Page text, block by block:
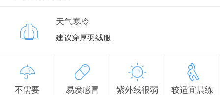
天气寒冷
建议穿厚羽绒服
不需要 易发感冒 紫外线很弱 较适宜晨练